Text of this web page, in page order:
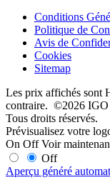
Conditions
Politique de
Avis de
Cookies
Sitemap
Les prix affichés sont
contraire. ©2026 IGO
Tous droits réservés.
Prévisualisez votre
On Off Voir
Off
Aperçu généré